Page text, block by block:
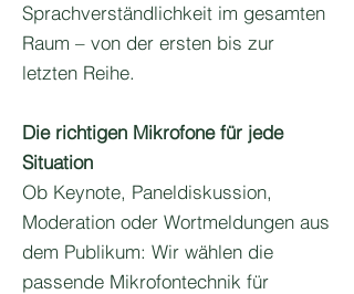
Sprachverständlichkeit im gesamten
Raum – von der ersten bis zur
letzten Reihe.
Die richtigen Mikrofone für jede
Situation
Ob Keynote, Paneldiskussion,
Moderation oder Wortmeldungen aus
dem Publikum: Wir wählen die
passende Mikrofontechnik für